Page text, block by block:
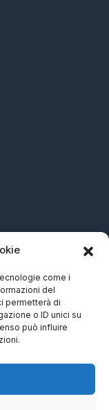
come i
del
permetterà di
o ID unici su
può influire